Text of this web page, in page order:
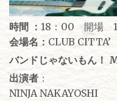
時間 ：18：00 開場
会場名： CLUB CITTA’
バンドじゃないもん
出演者 ：
NINJA NAKAYOSHI